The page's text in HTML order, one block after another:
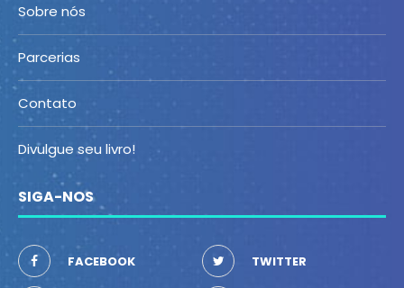
Sobre nós
Parcerias
Contato
Divulgue seu livro!
SIGA-NOS
FACEBOOK TWITTER